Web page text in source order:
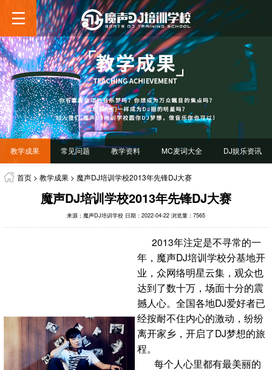
教学成果 常见问题 教学资料 MC麦词大全 DJ娱乐资讯
首页 >教学成果 > 魔声DJ培训学校2013年先锋DJ大赛
魔声DJ培训学校2013年先锋DJ大赛
来源：魔声DJ培训学校 日期：2022-04-22 浏览量：7565
2013年注定是不寻常的一
年，魔声DJ培训学校分基地开
业，众网络明星云集，观众也
达到了数十万，场面十分的震
撼人心。全国各地DJ爱好者已
经按耐不住内心的激动，纷纷
离开家乡，开启了DJ梦想的旅
程。
每个人心里都有最美丽的